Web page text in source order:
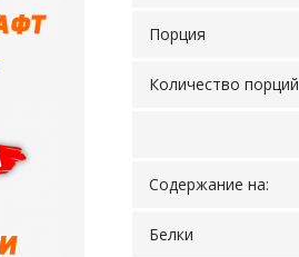
Порция
Количество порций
Содержание на:
Белки